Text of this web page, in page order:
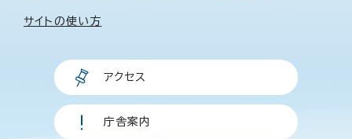
サイトの使い方
アクセス
庁舎案内